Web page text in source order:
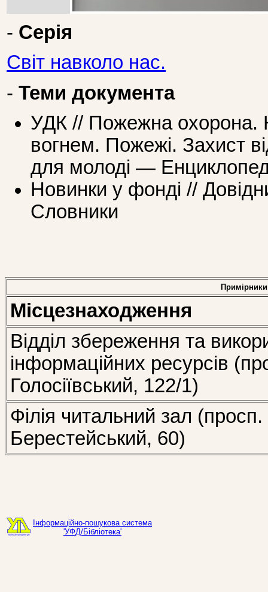
- Серія
Світ навколо нас.
- Теми документа
УДК // Пожежна охорона.
вогнем. Пожежі. Захист
для молоді —
Новинки у фонді //
Словники
Примірники
Місцезнаходження
Відділ збереження та
інформаційних ресурсів
Голосіївський, 122/1)
Філія читальний зал (просп.
Берестейський, 60)
Інформаційно-пошукова система
'УФД/Бібліотека'